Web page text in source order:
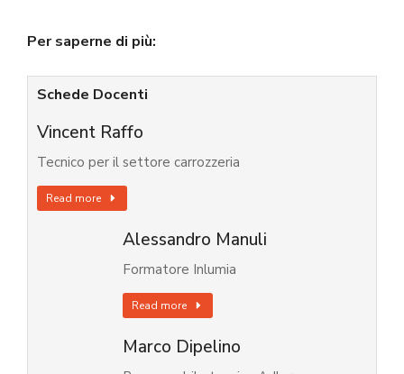
Per saperne di più:
Schede Docenti
Vincent Raffo
Tecnico per il settore carrozzeria
Read more
Alessandro Manuli
Formatore Inlumia
Read more
Marco Dipelino